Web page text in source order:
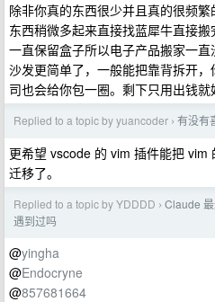
除非你真的东西很少并且真的很频繁
东西稍微多起来直接找蓝犀牛直接
一直保留盒子所以电子产品搬家一直
沙发更简单了，一般能把靠背拆开
司也会给你包一圈。剩下只用出钱就
Replied to a topic by yuancoder › 有没有
更希望 vscode 的 vim 插件能把 vim
迁移了。
Replied to a topic by YDDDD › Claude
遇到过吗
@yingha
@Endocryne
@857681664